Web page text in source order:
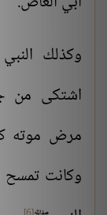
وكذلك النبي
اشتكى من
مرض موته
وكانت تمسح